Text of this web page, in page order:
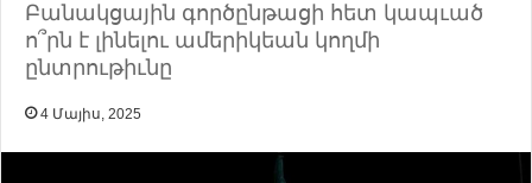
Բանակցային գործընթացի հետ կապւած
ո՞րն է լինելու ամերիկեան կողմի
ընտրութիւնը
4 Մայիս, 2025